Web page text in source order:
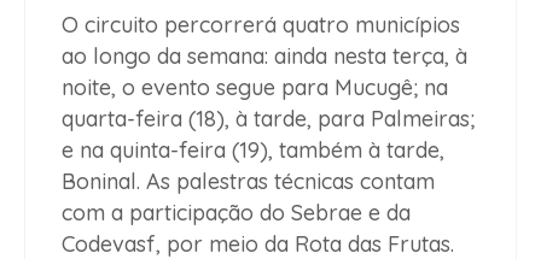
O circuito percorrerá quatro municípios
ao longo da semana: ainda nesta terça, à
noite, o evento segue para Mucugê; na
quarta-feira (18), à tarde, para Palmeiras;
e na quinta-feira (19), também à tarde,
Boninal. As palestras técnicas contam
com a participação do Sebrae e da
Codevasf, por meio da Rota das Frutas.